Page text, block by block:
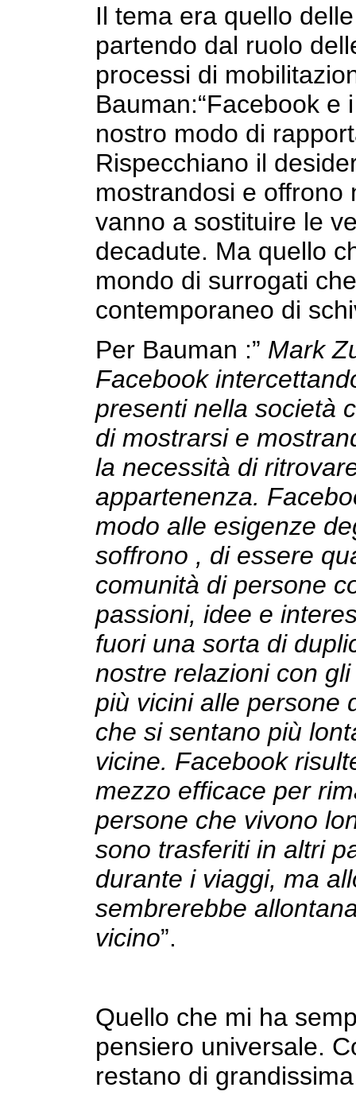
Il tema era quello
partendo dal ruolo
processi di
Bauman:“Facebook e
nostro modo di
Rispecchiano il
mostrandosi e offrono
vanno a sostituire le
decadute. Ma quello
mondo di surrogati
contemporaneo di
Per Bauman :” Mark
Facebook
presenti nella società
di mostrarsi e
la necessità di
appartenenza.
modo alle esigenze
soffrono , di essere
comunità di persone
passioni, idee e
fuori una sorta di
nostre relazioni con
più vicini alle persone
che si sentano più
vicine. Facebook
mezzo efficace per
persone che vivono
sono trasferiti in altri
durante i viaggi, ma
sembrerebbe
vicino”.
Quello che mi ha
pensiero universale.
restano di